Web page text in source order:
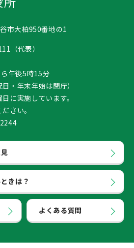
市大柏950番地の1
（代表）
午後5時15分
・年末年始は閉庁）
に実施しています。
さい。
きは？
よくある質問